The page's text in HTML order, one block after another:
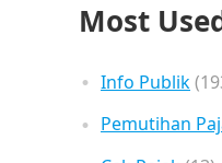
Most
Info Publik
Pemutihan